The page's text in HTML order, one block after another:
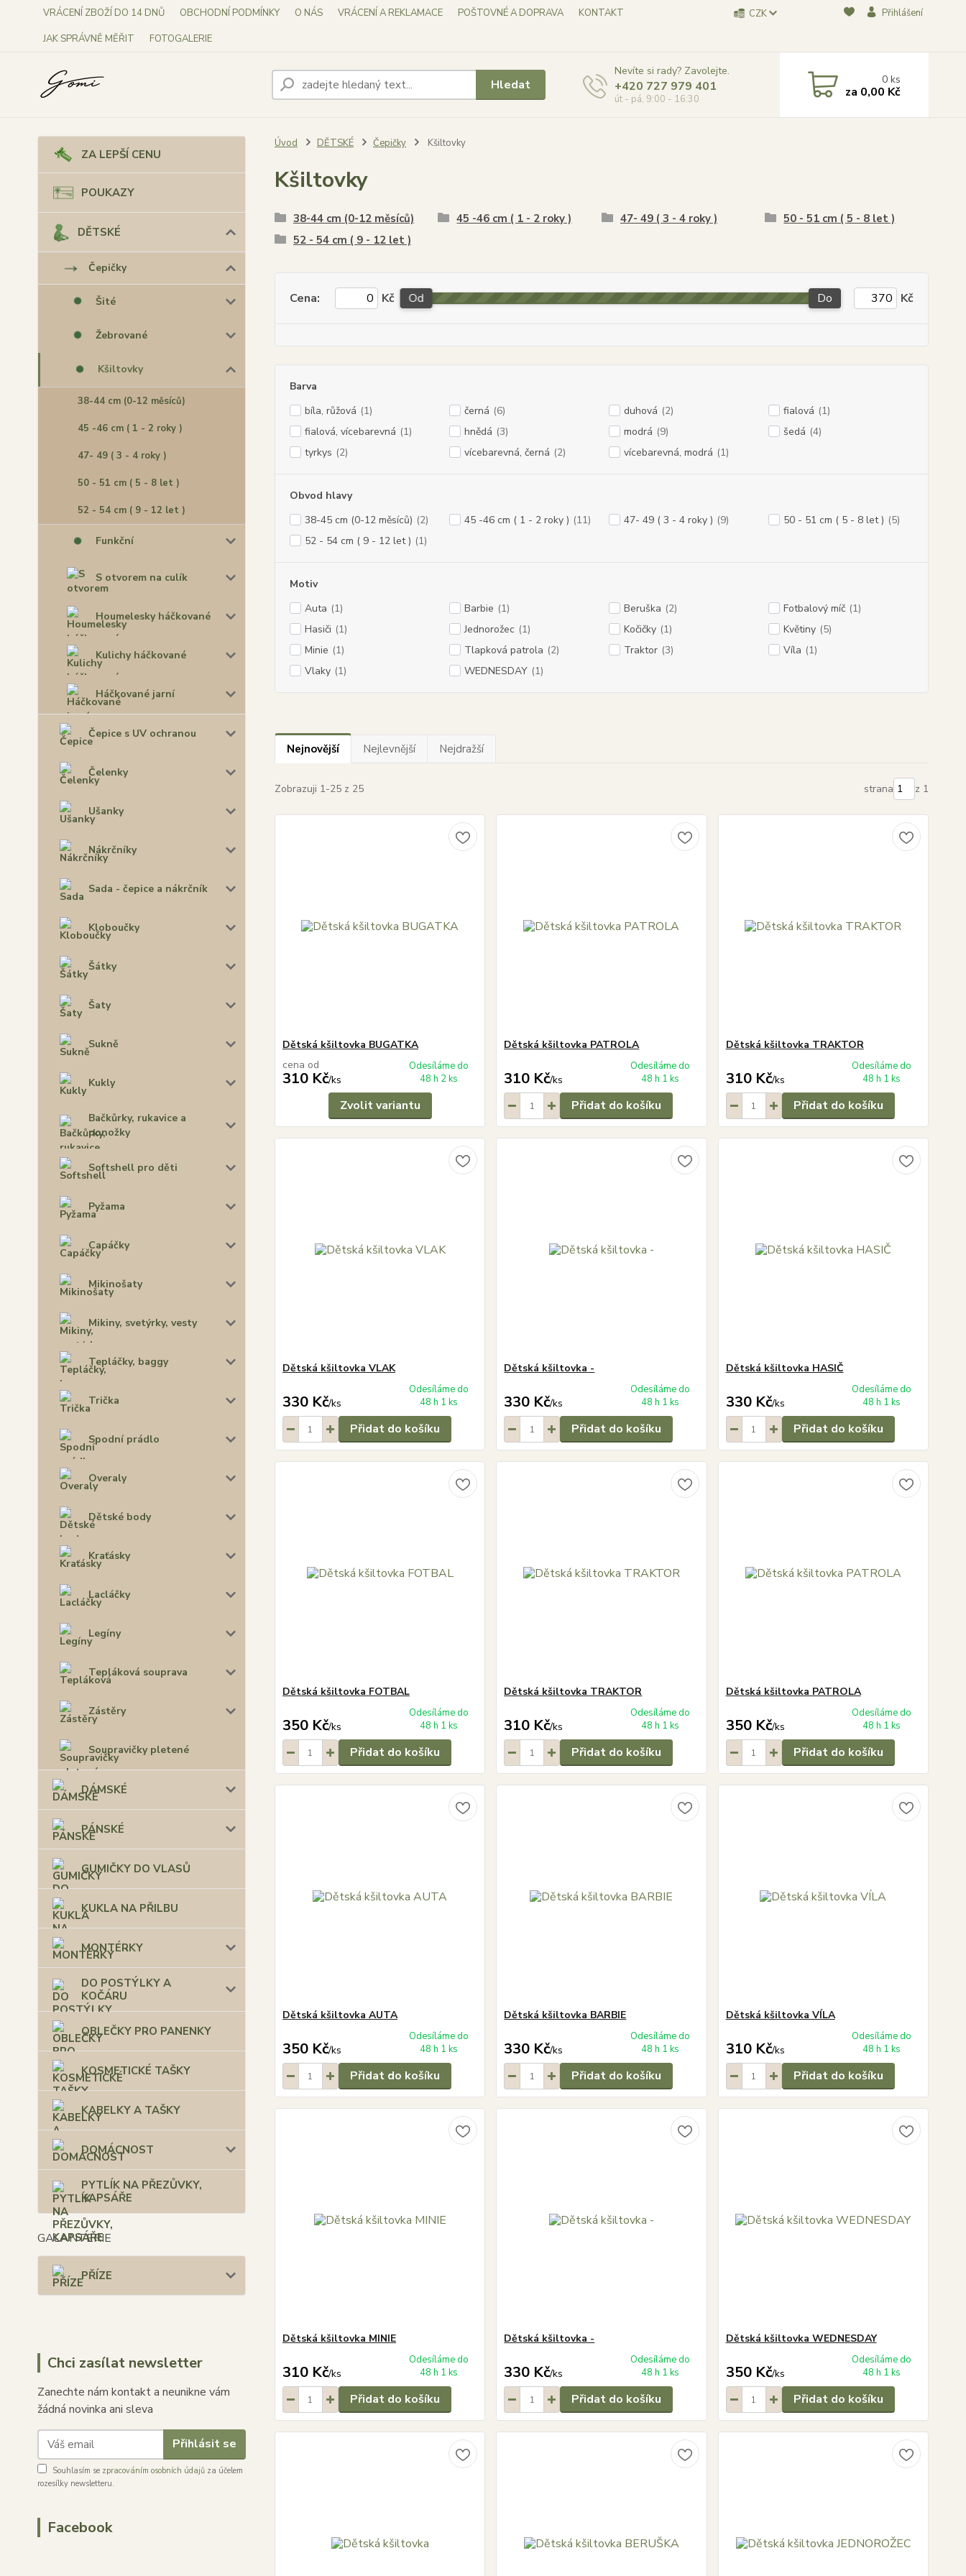
VRÁCENÍ ZBOŽÍ DO 14 DNŮ OBCHODNÍ PODMÍNKY O NÁS VRÁCENÍ A REKLAMACE POŠTOVNÉ A DOPRAVA
KONTAKT
JAK SPRÁVNĚ MĚŘIT
FOTOGALERIE
CZK Přihlášení
Hledat
Nevíte si rady? Zavolejte.
+420 727 979 401
út - pá, 9:00 - 16:30
0ks
za 0,00 Kč
ZA LEPŠÍ CENU
POUKAZY
DĚTSKÉ
Čepičky
Šité
Žebrované
Kšiltovky
38-44 cm (0-12 měsíců)
45 -46 cm ( 1 - 2 roky )
47- 49 ( 3 - 4 roky )
50 - 51 cm ( 5 - 8 let )
52 - 54 cm ( 9 - 12 let )
Funkční
S otvorem na culík
Houmelesky háčkované
Kulichy háčkované
Háčkované jarní
Čepice s UV ochranou
Čelenky
Ušanky
Nákrčníky
Sada - čepice a nákrčník
Kloboučky
Šátky
Šaty
Sukně
Kukly
Bačkůrky, rukavice a
ponožky
Softshell pro děti
Pyžama
Capáčky
Mikinošaty
Mikiny, svetýrky, vesty
Tepláčky, baggy
Trička
Spodní prádlo
Overaly
Dětské body
Kraťásky
Lacláčky
Legíny
Tepláková souprava
Zástěry
Soupravičky pletené
DÁMSKÉ
PÁNSKÉ
GUMIČKY DO VLASŮ
KUKLA NA PŘILBU
MONTÉRKY
DO POSTÝLKY A
KOČÁRU
OBLEČKY PRO PANENKY
KOSMETICKÉ TAŠKY
KABELKY A TAŠKY
DOMÁCNOST
PYTLÍK NA PŘEZŮVKY,
KAPSÁŘE
GALANTERIE
PŘÍZE
Chci zasílat newsletter
Zanechte nám kontakt a neunikne vám
žádná novinka ani sleva
Přihlásit se
Souhlasím se zpracováním osobních údajů za účelem
rozesílky newsletteru.
Facebook
Úvod DĚTSKÉ Čepičky Kšiltovky
Kšiltovky
38-44 cm (0-12 měsíců) 45 -46 cm ( 1 - 2 roky ) 47- 49 ( 3 - 4 roky )
50 - 51 cm ( 5 - 8 let )
52 - 54 cm ( 9 - 12 let )
Cena: Kč Od Do Kč
Barva
bíla, růžová (1) černá (6) duhová (2) fialová (1)
fialová, vícebarevná (1) hnědá (3) modrá (9) šedá (4)
tyrkys (2) vícebarevná, černá (2) vícebarevná, modrá (1)
Obvod hlavy
38-45 cm (0-12 měsíců) (2) 45 -46 cm ( 1 - 2 roky ) (11) 47- 49 ( 3 - 4 roky ) (9) 50 - 51 cm ( 5 - 8 let ) (5)
52 - 54 cm ( 9 - 12 let ) (1)
Motiv
Auta (1) Barbie (1) Beruška (2) Fotbalový míč (1)
Hasiči (1) Jednorožec (1) Kočičky (1) Květiny (5)
Minie (1) Tlapková patrola (2) Traktor (3) Víla (1)
Vlaky (1) WEDNESDAY (1)
Nejnovější Nejlevnější Nejdražší
Zobrazuji 1-25 z 25 strana z 1
Dětská kšiltovka BUGATKA
cena od
310 Kč/ks
Odesíláme do
48 h 2 ks
Zvolit variantu
Dětská kšiltovka PATROLA
310 Kč/ks
Odesíláme do
48 h 1 ks
Přidat do košíku
Dětská kšiltovka TRAKTOR
310 Kč/ks
Odesíláme do
48 h 1 ks
Přidat do košíku
Dětská kšiltovka VLAK
330 Kč/ks
Odesíláme do
48 h 1 ks
Přidat do košíku
Dětská kšiltovka -
330 Kč/ks
Odesíláme do
48 h 1 ks
Přidat do košíku
Dětská kšiltovka HASIČ
330 Kč/ks
Odesíláme do
48 h 1 ks
Přidat do košíku
Dětská kšiltovka FOTBAL
350 Kč/ks
Odesíláme do
48 h 1 ks
Přidat do košíku
Dětská kšiltovka TRAKTOR
310 Kč/ks
Odesíláme do
48 h 1 ks
Přidat do košíku
Dětská kšiltovka PATROLA
350 Kč/ks
Odesíláme do
48 h 1 ks
Přidat do košíku
Dětská kšiltovka AUTA
350 Kč/ks
Odesíláme do
48 h 1 ks
Přidat do košíku
Dětská kšiltovka BARBIE
330 Kč/ks
Odesíláme do
48 h 1 ks
Přidat do košíku
Dětská kšiltovka VÍLA
310 Kč/ks
Odesíláme do
48 h 1 ks
Přidat do košíku
Dětská kšiltovka MINIE
310 Kč/ks
Odesíláme do
48 h 1 ks
Přidat do košíku
Dětská kšiltovka -
330 Kč/ks
Odesíláme do
48 h 1 ks
Přidat do košíku
Dětská kšiltovka WEDNESDAY
350 Kč/ks
Odesíláme do
48 h 1 ks
Přidat do košíku